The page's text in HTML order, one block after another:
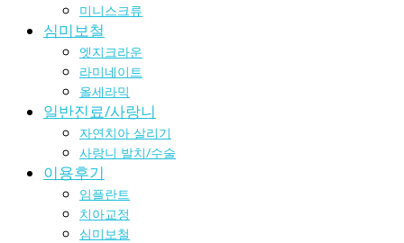
미니스크류
심미보철
엣지크라운
라미네이트
올세라믹
일반진료/사랑니
자연치아 살리기
사랑니 발치/수술
이용후기
임플란트
치아교정
심미보철